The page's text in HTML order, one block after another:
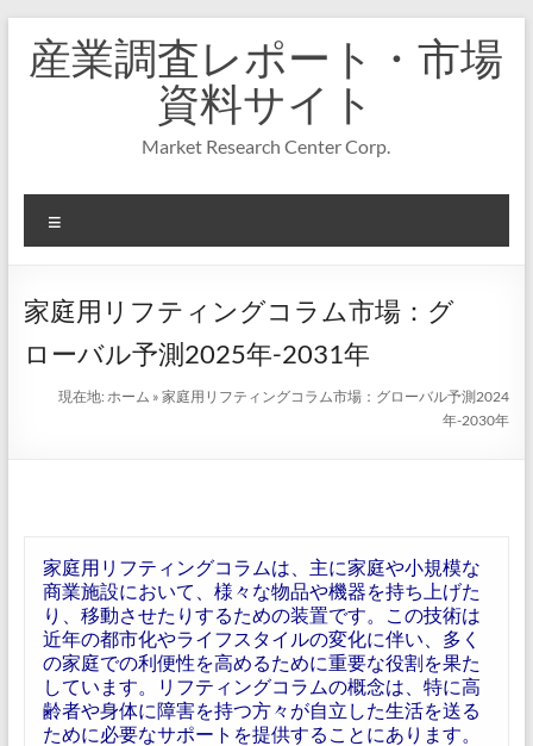
キ
プ
産業調査レポート・市場
資料サイト
Market Research Center Corp.
ニ
ー
家庭用リフティングコラム市場：グ
ローバル予測2025年-2031年
現在地:ホーム »家庭用リフティングコラム市場：グローバル予測2024
年-2030年
家庭用リフティングコラムは、主に家庭や小規模な
商業施設において、様々な物品や機器を持ち上げた
り、移動させたりするための装置です。この技術は
近年の都市化やライフスタイルの変化に伴い、多く
の家庭での利便性を高めるために重要な役割を果た
しています。リフティングコラムの概念は、特に高
齢者や身体に障害を持つ方々が自立した生活を送る
ために必要なサポートを提供することにあります。